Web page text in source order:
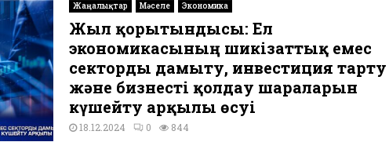
Жаңалықтар Мәселе Экономика
Жыл қорытындысы: Ел
экономикасының шикізаттық емес
секторды дамыту, инвестиция тарту
және бизнесті қолдау шараларын
күшейту арқылы өсуі
18.12.2024 0 844